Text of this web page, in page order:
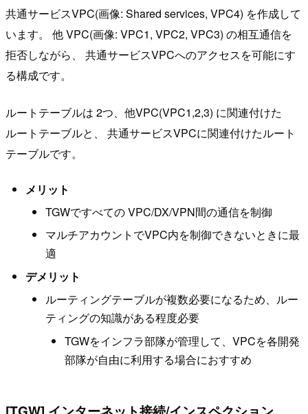
共通サービスVPC(画像: Shared services, VPC4) を作成して
います。 他 VPC(画像: VPC1, VPC2, VPC3) の相互通信を
拒否しながら、 共通サービスVPCへのアクセスを可能にす
る構成です。
ルートテーブルは 2つ、他VPC(VPC1,2,3) に関連付けた
ルートテーブルと、 共通サービスVPCに関連付けたルート
テーブルです。
メリット
TGWですべての VPC/DX/VPN間の通信を制御
マルチアカウントでVPC内を制御できないときに最
適
デメリット
ルーティングテーブルが複数必要になるため、ルー
ティングの知識がある程度必要
TGWをインフラ部隊が管理して、VPCを各開発
部隊が自由に利用する場合におすすめ